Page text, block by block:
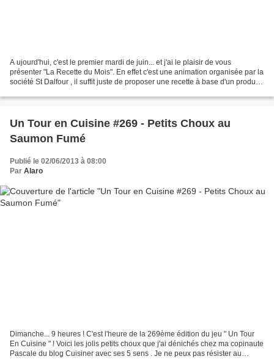
A ujourd'hui, c'est le premier mardi de juin... et j'ai le plaisir de vous
présenter "La Recette du Mois". En effet c'est une animation organisée par la
société St Dalfour , il suffit juste de proposer une recette à base d'un produit
Un Tour en Cuisine #269 - Petits Choux au
Saumon Fumé
Publié le 02/06/2013 à 08:00
Par Alaro
Dimanche... 9 heures ! C'est l'heure de la 269ème édition du jeu " Un Tour
En Cuisine " ! Voici les jolis petits choux que j'ai dénichés chez ma copinaute
Pascale du blog Cuisiner avec ses 5 sens . Je ne peux pas résister au